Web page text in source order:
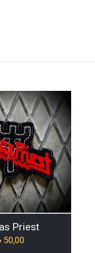
Priest
50,00